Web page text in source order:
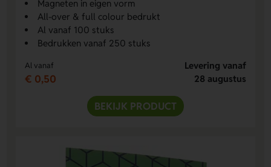
Magneten in eigen vorm
All-over & full colour bedrukt
Al vanaf 100 stuks
Bedrukken vanaf 250 stuks
Al vanaf
€ 0,50
Levering vanaf
28 augustus
BEKIJK PRODUCT